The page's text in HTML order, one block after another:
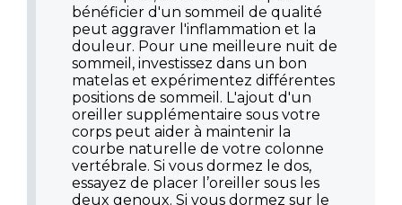
bénéficier d'un sommeil de qualité
peut aggraver l'inflammation et la
douleur. Pour une meilleure nuit de
sommeil, investissez dans un bon
matelas et expérimentez différentes
positions de sommeil. L'ajout d'un
oreiller supplémentaire sous votre
corps peut aider à maintenir la
courbe naturelle de votre colonne
vertébrale. Si vous dormez le dos,
essayez de placer l’oreiller sous les
deux genoux. Si vous dormez sur le